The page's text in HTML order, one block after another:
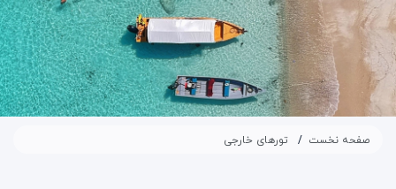
صفحه نخست تورهای خارجی